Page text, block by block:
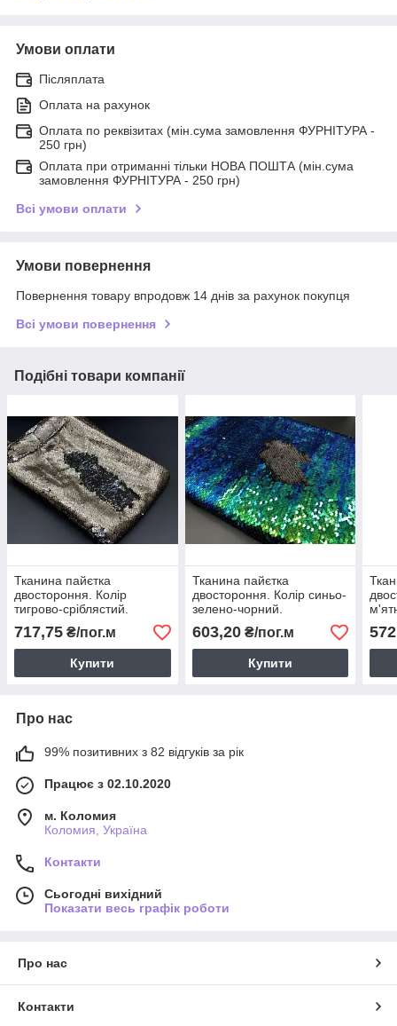
Умови оплати
Післяплата
Оплата на рахунок
Оплата по реквізитах (мін.сума замовлення ФУРНІТУРА -
250 грн)
Оплата при отриманні тільки НОВА ПОШТА (мін.сума
замовлення ФУРНІТУРА - 250 грн)
Всі умови оплати
Умови повернення
Повернення товару впродовж 14 днів за рахунок покупця
Всі умови повернення
Подібні товари компанії
Тканина пайєтка
двостороння. Колір
тигрово-сріблястий.
717,75 ₴/пог.м
Купити
Тканина пайєтка
двостороння. Колір синьо-
зелено-чорний.
Хамелеон.
603,20₴/пог.м
Купити
Про нас
99% позитивних з 82 відгуків за рік
Працює з 02.10.2020
м. Коломия
Коломия, Україна
Контакти
Сьогодні вихідний
Показати весь графік роботи
Про нас
Контакти